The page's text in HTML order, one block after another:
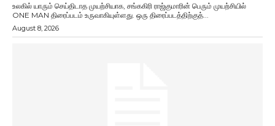
உலகில் யாரும் செய்திடாத முயற்சியாக, சங்ககிரி ராஜ்குமாரின் பெரும் முயற்சியில்
ONE MAN திரைப்படம் உருவாகியுள்ளது. ஒரு திரைப்படத்திற்குத்...
August 8, 2026